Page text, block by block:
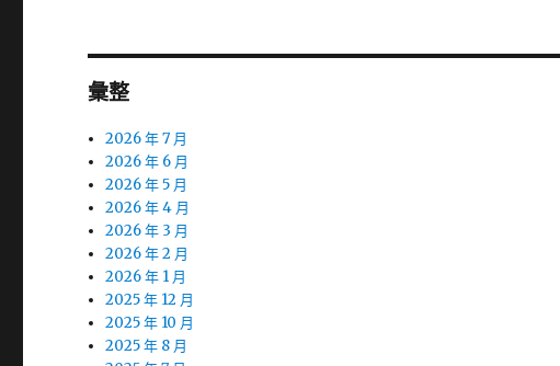
彙整
2026 年 7 月
2026 年 6 月
2026 年 5 月
2026 年 4 月
2026 年 3 月
2026 年 2 月
2026 年 1 月
2025 年 12 月
2025 年 10 月
2025 年 8 月